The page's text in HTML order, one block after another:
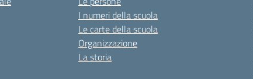
I numeri della scuola
Le carte della scuola
Organizzazione
La storia